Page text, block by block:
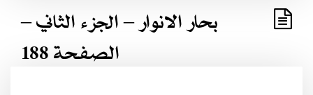
بحار الانوار – الجزء الثاني –
الصفحة 188